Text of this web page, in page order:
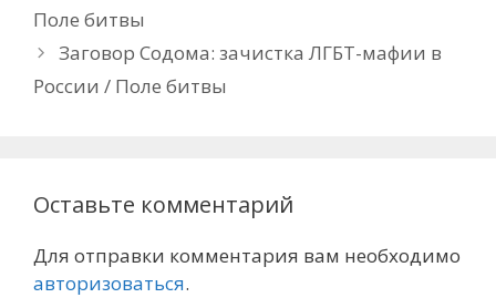
Поле битвы
Заговор Содома: зачистка ЛГБТ-мафии в
России / Поле битвы
Оставьте комментарий
Для отправки комментария вам необходимо
авторизоваться.